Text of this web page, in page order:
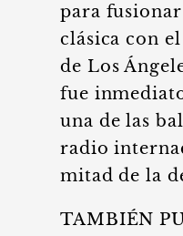
para
clásica con
de Los
fue
una de las
radio
mitad de la
TAMBIÉN